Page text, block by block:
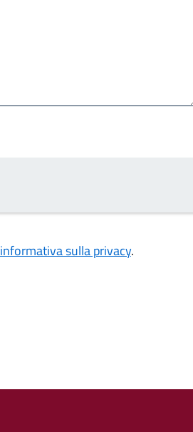
informativa sulla privacy.